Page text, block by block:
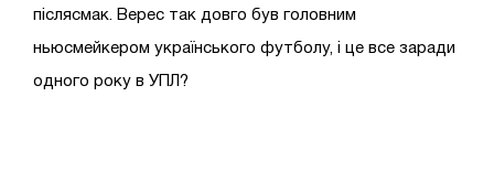
післясмак. Верес так довго був головним
ньюсмейкером українського футболу, і це все заради
одного року в УПЛ?